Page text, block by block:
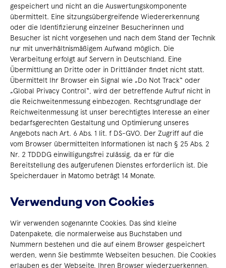
gespeichert und nicht an die Auswertungskomponente
übermittelt. Eine sitzungsübergreifende Wiedererkennung
oder die Identifizierung einzelner Besucherinnen und
Besucher ist nicht vorgesehen und nach dem Stand der Technik
nur mit unverhältnismäßigem Aufwand möglich. Die
Verarbeitung erfolgt auf Servern in Deutschland. Eine
Übermittlung an Dritte oder in Drittländer findet nicht statt.
Übermittelt Ihr Browser ein Signal wie „Do Not Track“ oder
„Global Privacy Control“, wird der betreffende Aufruf nicht in
die Reichweitenmessung einbezogen. Rechtsgrundlage der
Reichweitenmessung ist unser berechtigtes Interesse an einer
bedarfsgerechten Gestaltung und Optimierung unseres
Angebots nach Art. 6 Abs. 1 lit. f DS-GVO. Der Zugriff auf die
vom Browser übermittelten Informationen ist nach § 25 Abs. 2
Nr. 2 TDDDG einwilligungsfrei zulässig, da er für die
Bereitstellung des aufgerufenen Dienstes erforderlich ist. Die
Speicherdauer in Matomo beträgt 14 Monate.
Verwendung von Cookies
Wir verwenden sogenannte Cookies. Das sind kleine
Datenpakete, die normalerweise aus Buchstaben und
Nummern bestehen und die auf einem Browser gespeichert
werden, wenn Sie bestimmte Webseiten besuchen. Die Cookies
erlauben es der Webseite, Ihren Browser wiederzuerkennen,